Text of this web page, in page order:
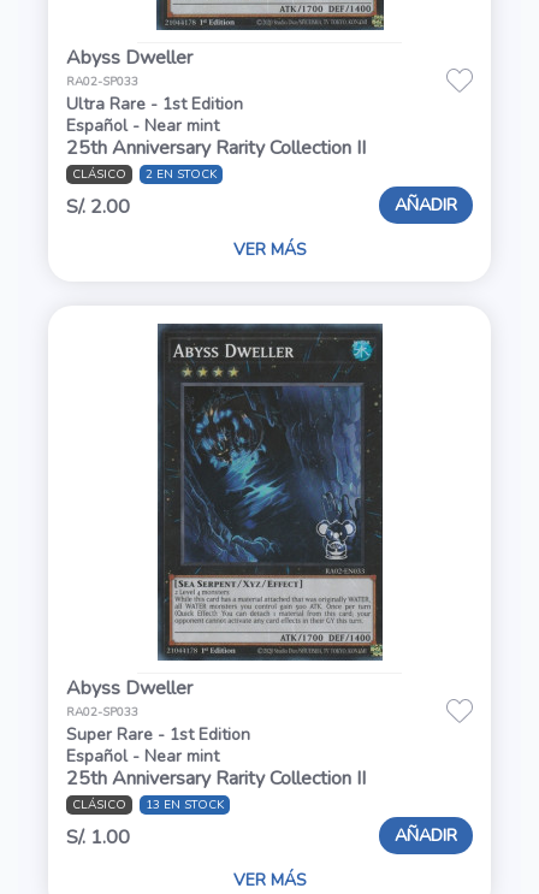
Abyss Dweller
RA02-SP033
Ultra Rare - 1st Edition
Español - Near mint
25th Anniversary Rarity Collection II
CLÁSICO 2 EN STOCK
S/. 2.00 AÑADIR
VER MÁS
Abyss Dweller
RA02-SP033
Super Rare - 1st Edition
Español - Near mint
25th Anniversary Rarity Collection II
CLÁSICO 13 EN STOCK
S/. 1.00 AÑADIR
VER MÁS